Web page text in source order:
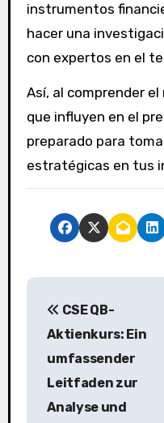
instrumentos
hacer una
con expertos en el
Así, al comprender
que influyen en el
preparado para
estratégicas en tus
P
CSE QB-
Aktienkurs: Ein
umfassender
Leitfaden zur
Analyse und